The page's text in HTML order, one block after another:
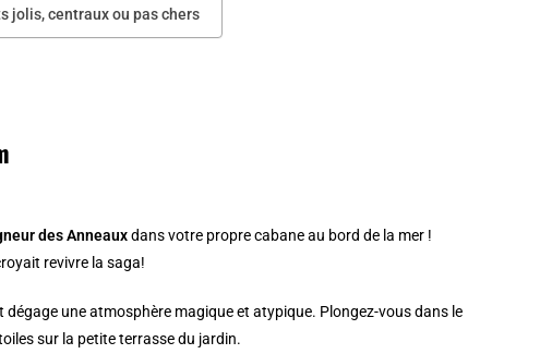
jolis, centraux ou pas chers
des Anneauxdans votre propre cabane au bord de la mer !
revivre la saga!
dégage une atmosphère magique et atypique. Plongez-vous dans le
sur la petite terrasse du jardin.